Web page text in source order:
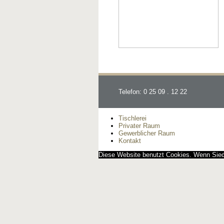
Telefon: 0 25 09 . 12 22
Tischlerei
Privater Raum
Gewerblicher Raum
Kontakt
Diese Website benutzt Cookies. Wenn